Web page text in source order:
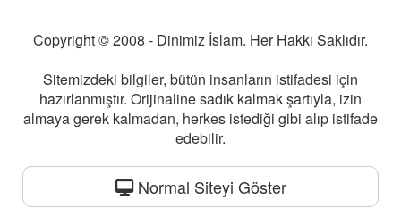
Copyright © 2008 - Dinimiz İslam. Her Hakkı Saklıdır.
Sitemizdeki bilgiler, bütün insanların istifadesi için
hazırlanmıştır. Orijinaline sadık kalmak şartıyla, izin
almaya gerek kalmadan, herkes istediği gibi alıp istifade
edebilir.
Normal Siteyi Göster